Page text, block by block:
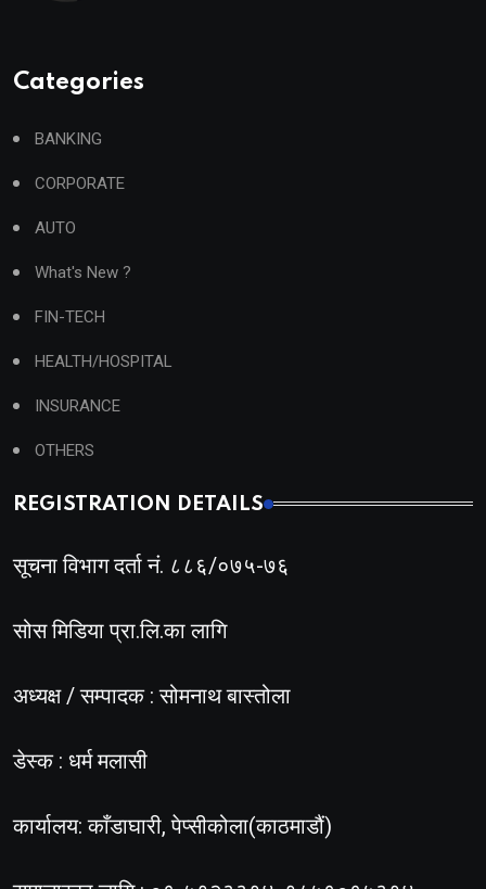
Categories
BANKING
CORPORATE
AUTO
What's New ?
FIN-TECH
HEALTH/HOSPITAL
INSURANCE
OTHERS
REGISTRATION DETAILS
सूचना विभाग दर्ता नं. ८८६/०७५-७६
सोस मिडिया प्रा.लि.का लागि
अध्यक्ष / सम्पादक : सोमनाथ बास्तोला
डेस्क : धर्म मलासी
कार्यालय: काँडाघारी, पेप्सीकोला(काठमाडौं)